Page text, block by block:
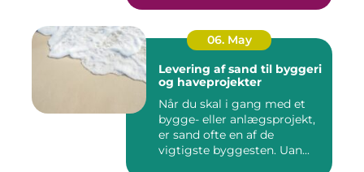
06. May
Levering af sand til byggeri
og haveprojekter
Når du skal i gang med et
bygge- eller anlægsprojekt,
er sand ofte en af de
vigtigste byggesten. Uan...